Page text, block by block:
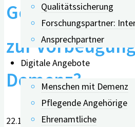
Qualitätssicherung
Forschungspartner:
Ansprechpartner
Digitale Angebote
Menschen mit Demenz
Pflegende Angehörige
Ehrenamtliche
Geringe
zur
Demenz?
22.10.2019